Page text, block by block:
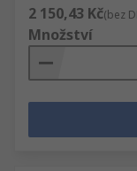
2 150,43 Kč(bez
Množství